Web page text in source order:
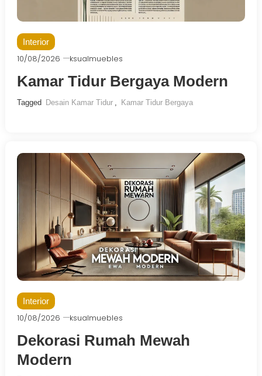
Interior
10/08/2026 ksualmuebles
Kamar Tidur Bergaya Modern
Tagged Desain Kamar Tidur Kamar Tidur Bergaya
Interior
10/08/2026 ksualmuebles
Dekorasi Rumah Mewah
Modern